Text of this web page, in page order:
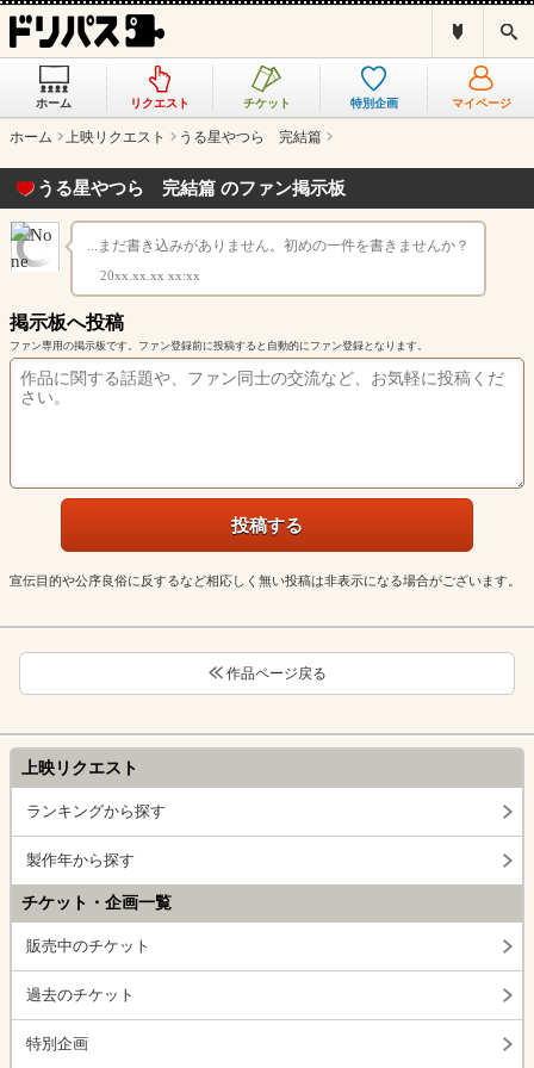
ス
と
ホーム リクエスト チケット 特別企画 マイページ
ホーム 上映リクエスト うる星やつら 完結篇
うる星やつら 完結篇 のファン掲示板
...まだ書き込みがありません。初めの一件を書きませんか？
20xx.xx.xx xx:xx
掲示板へ投稿
ファン専用の掲示板です。ファン登録前に投稿すると自動的にファン登録となります。
宣伝目的や公序良俗に反するなど相応しく無い投稿は非表示になる場合がございます。
作品ページ戻る
上映リクエスト
ランキングから探す
製作年から探す
チケット・企画一覧
販売中のチケット
過去のチケット
特別企画